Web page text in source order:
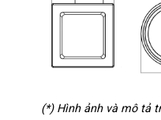
(*) Hình ảnh và mô tả